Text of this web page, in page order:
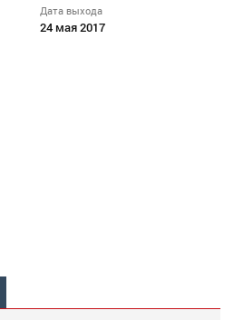
Дата выхода
24 мая 2017